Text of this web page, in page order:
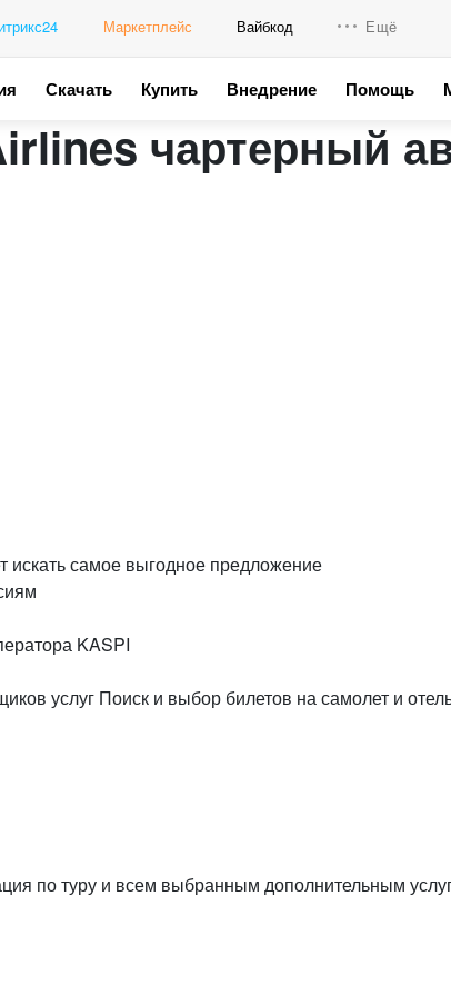
Маркетплейс Вайбкод Ещё
Промо для
Скачать Купить Внедрение Помощь
чартерный
искать самое выгодное предложение
KASPI
услуг Поиск и выбор билетов на самолет и
по туру и всем выбранным дополнительным